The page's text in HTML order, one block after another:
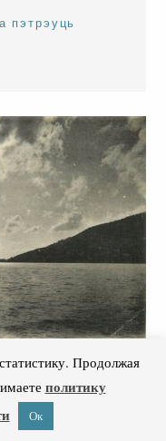
пэтрэуць
Продолжая
политику
Ок